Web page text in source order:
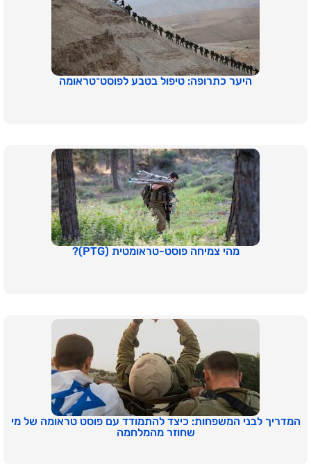
היער כתרופה: טיפול בטבע לפוסט־טראומה
מהי צמיחה פוסט-טראומטית (PTG)?
המדריך לבני המשפחות: כיצד להתמודד עם פוסט טראומה של מי
שחוזר מהמלחמה